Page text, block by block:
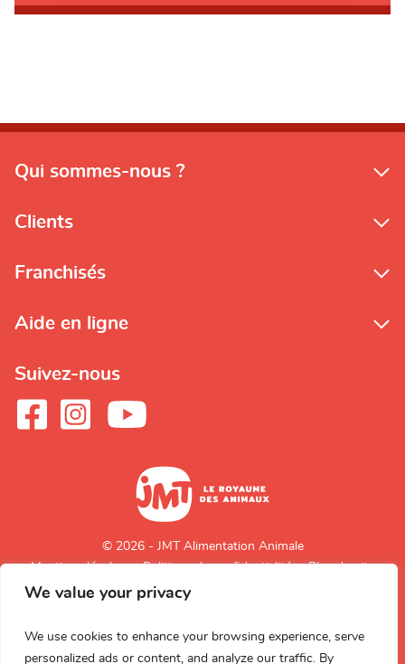
We value your privacy
We use cookies to enhance your browsing experience, serve
personalized ads or content, and analyze our traffic. By
Qui sommes-nous ?
Clients
Franchisés
Aide en ligne
Suivez-nous
© 2026 - JMT Alimentation Animale
Mentions légales
Politique de confidentialité Plan du site